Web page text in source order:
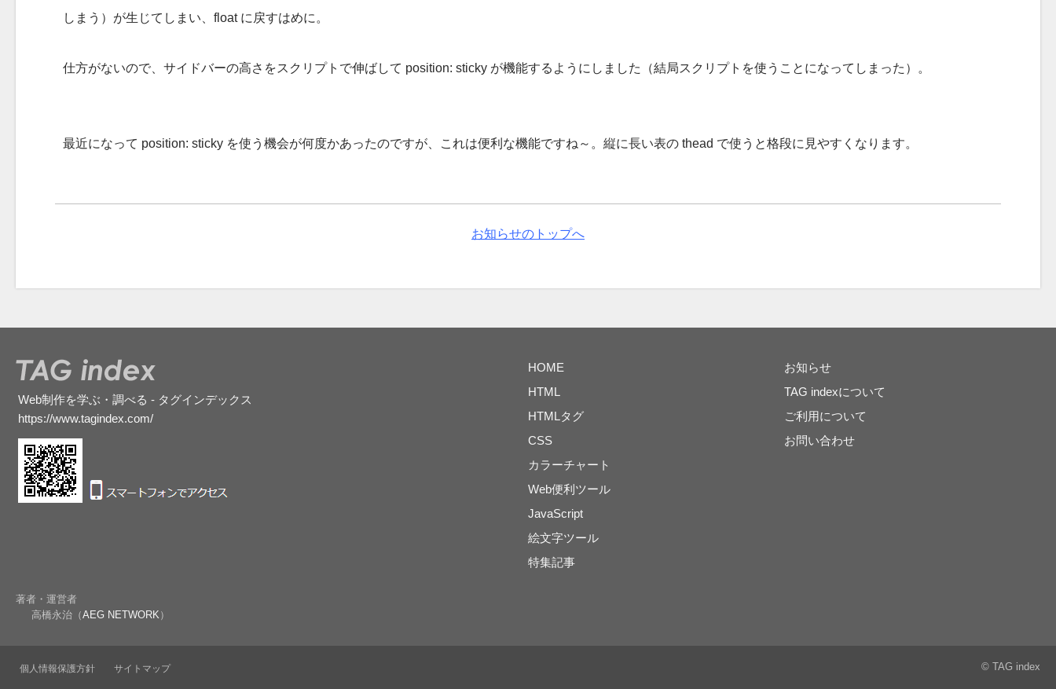
しまう）が生じてしまい、float に戻すはめに。
仕方がないので、サイドバーの高さをスクリプトで伸ばして position: sticky が機能するようにしました（結局スクリプトを使うことになってしまった）。
最近になって position: sticky を使う機会が何度かあったのですが、これは便利な機能ですね～。縦に長い表の thead で使うと格段に見やすくなります。
お知らせのトップへ
HOME
HTML
HTMLタグ
CSS
カラーチャート
Web便利ツール
JavaScript
絵文字ツール
特集記事
お知らせ
TAG indexについて
ご利用について
お問い合わせ
Web制作を学ぶ・調べる - タグインデックス
https://www.tagindex.com/
著者・運営者
高橋永治（AEG NETWORK）
個人情報保護方針 サイトマップ © TAG index